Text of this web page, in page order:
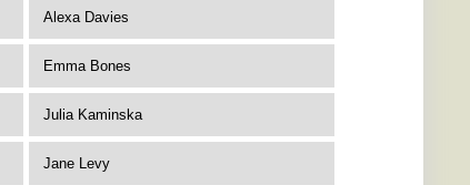
Alexa Davies
Emma Bones
Julia Kaminska
Jane Levy